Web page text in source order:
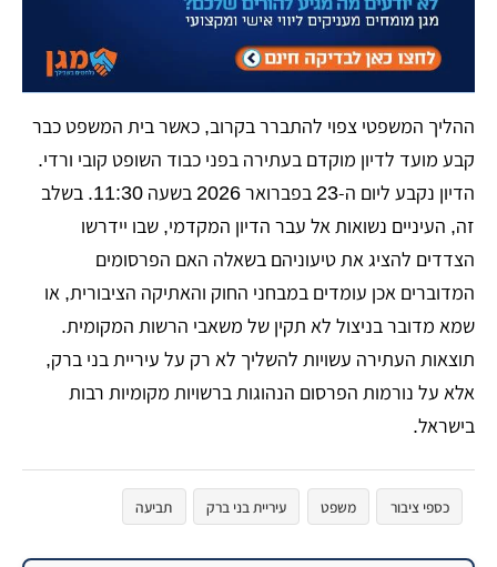
ההליך המשפטי צפוי להתברר בקרוב, כאשר בית המשפט כבר
קבע מועד לדיון מוקדם בעתירה בפני כבוד השופט קובי ורדי.
הדיון נקבע ליום ה-23 בפברואר 2026 בשעה 11:30. בשלב
זה, העיניים נשואות אל עבר הדיון המקדמי, שבו יידרשו
הצדדים להציג את טיעוניהם בשאלה האם הפרסומים
המדוברים אכן עומדים במבחני החוק והאתיקה הציבורית, או
שמא מדובר בניצול לא תקין של משאבי הרשות המקומית.
תוצאות העתירה עשויות להשליך לא רק על עיריית בני ברק,
אלא על נורמות הפרסום הנהוגות ברשויות מקומיות רבות
בישראל.
כספי ציבור משפט עיריית בני ברק תביעה